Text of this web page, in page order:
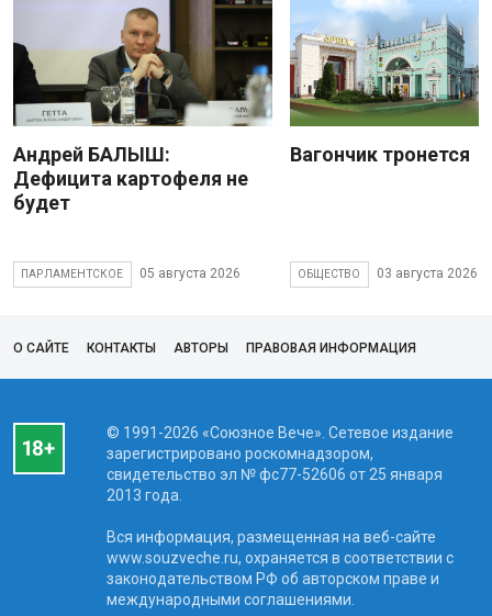
Андрей БАЛЫШ:
Дефицита картофеля не
будет
ПАРЛАМЕНТСКОЕ 05 августа 2026
Вагончик тронется
ОБЩЕСТВО 03 августа 2026
О САЙТЕ КОНТАКТЫ АВТОРЫ ПРАВОВАЯ ИНФОРМАЦИЯ
© 1991-2026 «Союзное Вече». Сетевое издание
зарегистрировано роскомнадзором,
свидетельство эл № фc77-52606 от 25 января
2013 года.
Вся информация, размещенная на веб-сайте
www.souzveche.ru, охраняется в соответствии с
законодательством РФ об авторском праве и
международными соглашениями.